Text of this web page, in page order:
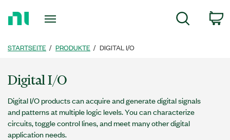
zur
Suche
STARTSEITE PRODUKTE DIGITAL I/O
Digital I/O
Digital I/O products can acquire and generate digital signals
and patterns at multiple logic levels. You can characterize
circuits, toggle control lines, and meet many other digital
application needs.